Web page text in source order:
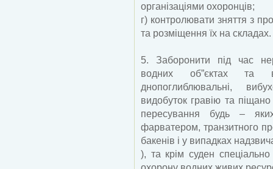
організаціями охоронців;
г) контролювати зняття з
та розміщення їх на складах.
5. Заборонити під час
водних об”єктах та
днопоглиблювальні,
видобуток гравію та
пересування будь –
фарватером, транзитного
бакенів і у випадках
), та крім суден